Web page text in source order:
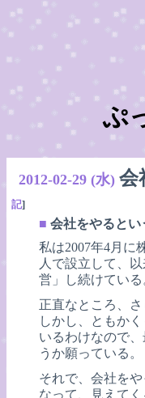
ぷ
2012-02-29 (水) 会
記]
■ 会社をやるとい
私は2007年4月に
人で設立して、
営」し続けている
正直なところ、
しかし、ともか
いるわけなので
うか願っている。
それで、会社を
なって、見えて